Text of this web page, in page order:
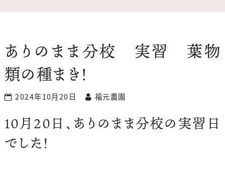
ありのまま分校 実習 葉物
類の種まき！
2024年10月20日 福元農園
１０月２０日、ありのまま分校の実習日
でした！